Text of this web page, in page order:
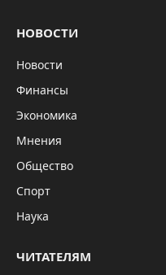
НОВОСТИ
Новости
Финансы
Экономика
Мнения
Общество
Спорт
Наука
ЧИТАТЕЛЯМ